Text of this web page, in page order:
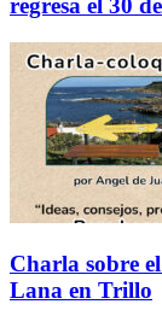
regresa el 30
Charla sobre
Lana en Trillo